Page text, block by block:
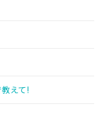
えて!